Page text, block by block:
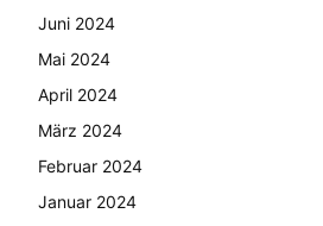
Juni 2024
Mai 2024
April 2024
März 2024
Februar 2024
Januar 2024